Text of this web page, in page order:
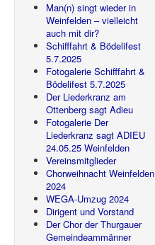
Man(n) singt wieder in
Weinfelden – vielleicht
auch mit dir?
Schifffahrt & Bödelifest
5.7.2025
Fotogalerie Schifffahrt &
Bödelifest 5.7.2025
Der Liederkranz am
Ottenberg sagt Adieu
Fotogalerie Der
Liederkranz sagt ADIEU
24.05.25 Weinfelden
Vereinsmitglieder
Chorweihnacht Weinfelden
2024
WEGA-Umzug 2024
Dirigent und Vorstand
Der Chor der Thurgauer
Gemeindeammänner